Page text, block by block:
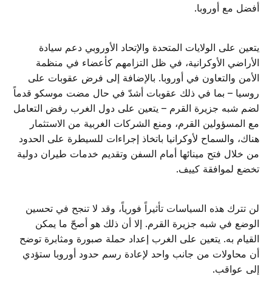
أفضل مع أوروبا.
يتعين على الولايات المتحدة والإتحاد الأوروبي دعم سيادة
الأراضي الأوكرانية، في ظل التزامهم كأعضاء في منظمة
الأمن والتعاون في أوروبا. بالإضافة إلى فرض عقوبات على
روسيا – بما في ذلك عقوبات أشدّ في حال مضت موسكو قدماً
لضم شبه جزيرة القرم – يتعين على دول الغرب رفض التعامل
مع المسؤولين القرم، ومنع الشركات الغربية من الاستثمار
هناك، والسماح لأوكرانيا باتخاذ إجراءات للسيطرة على الحدود
من خلال فتح مينائها أمام السفن وتقديم خدمات طيران دولية
تخضع لموافقة كييف.
لن تترك هذه السياسات تأثيراً فورياً، وقد لا تنجح في تحسين
الوضع في شبه جزيرة القرم. إلا أن ذلك هو أصحّ ما يمكن
القيام به. يتعين على الغرب إعداد حملة صبورة ومثابرة توضح
أن محاولات من جانب واحد لإعادة رسم حدود أوروبا ستؤدي
إلى عواقب.